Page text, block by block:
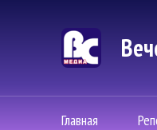
Главная